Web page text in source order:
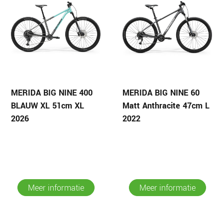
MERIDA BIG NINE 400
BLAUW XL 51cm XL
2026
Meer informatie
MERIDA BIG NINE 60
Matt Anthracite 47cm L
2022
Meer informatie